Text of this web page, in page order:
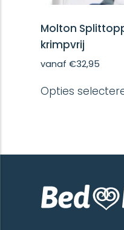
Molton
krimpvrij
vanaf€32,95
Opties